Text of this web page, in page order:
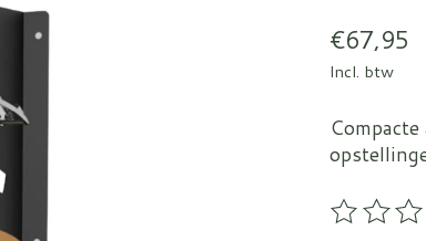
€67,95
Incl. btw
De